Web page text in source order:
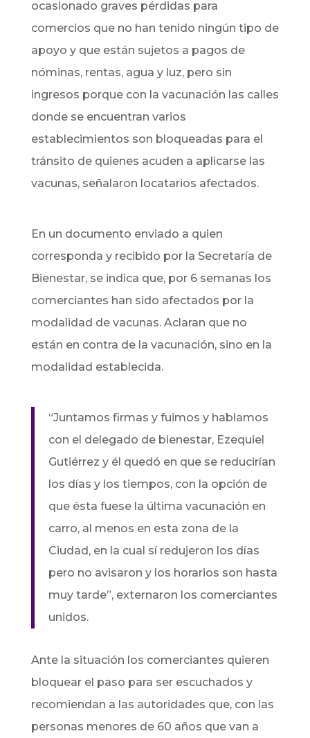
ocasionado graves pérdidas para
comercios que no han tenido ningún tipo de
apoyo y que están sujetos a pagos de
nóminas, rentas, agua y luz, pero sin
ingresos porque con la vacunación las calles
donde se encuentran varios
establecimientos son bloqueadas para el
tránsito de quienes acuden a aplicarse las
vacunas, señalaron locatarios afectados.
En un documento enviado a quien
corresponda y recibido por la Secretaría de
Bienestar, se indica que, por 6 semanas los
comerciantes han sido afectados por la
modalidad de vacunas. Aclaran que no
están en contra de la vacunación, sino en la
modalidad establecida.
“Juntamos firmas y fuimos y hablamos
con el delegado de bienestar, Ezequiel
Gutiérrez y él quedó en que se reducirían
los días y los tiempos, con la opción de
que ésta fuese la última vacunación en
carro, al menos en esta zona de la
Ciudad, en la cual sí redujeron los días
pero no avisaron y los horarios son hasta
muy tarde”, externaron los comerciantes
unidos.
Ante la situación los comerciantes quieren
bloquear el paso para ser escuchados y
recomiendan a las autoridades que, con las
personas menores de 60 años que van a